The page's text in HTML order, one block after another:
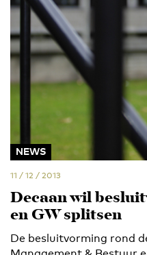
NEWS
11 / 12 / 2013
Decaan wil
en GW splitsen
De besluitvorming rond